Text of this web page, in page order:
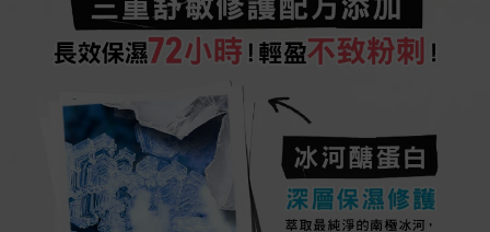
三重舒敏修護配方添加
長效保濕72小時！輕盈不致粉刺！
冰河醣蛋白
深層保濕修護
萃取最純淨的南極冰河，